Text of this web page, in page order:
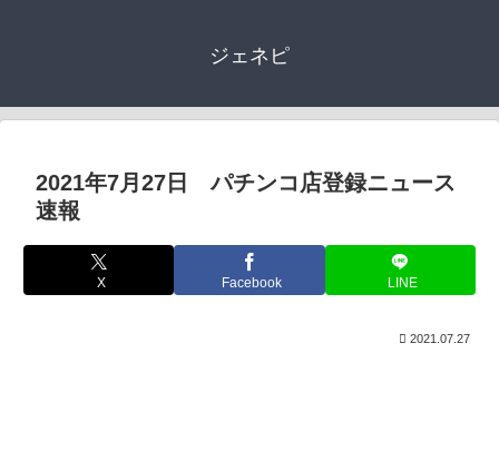
ジェネピ
2021年7月27日 パチンコ店登録ニュース
速報
X Facebook LINE
2021.07.27